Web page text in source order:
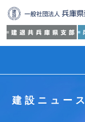
建設ニュース